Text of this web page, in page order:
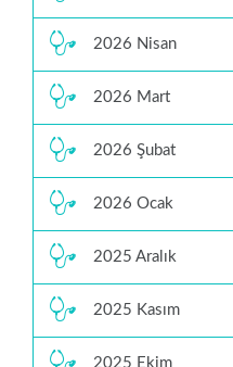
2026 Nisan
2026 Mart
2026 Şubat
2026 Ocak
2025 Aralık
2025 Kasım
2025 Ekim